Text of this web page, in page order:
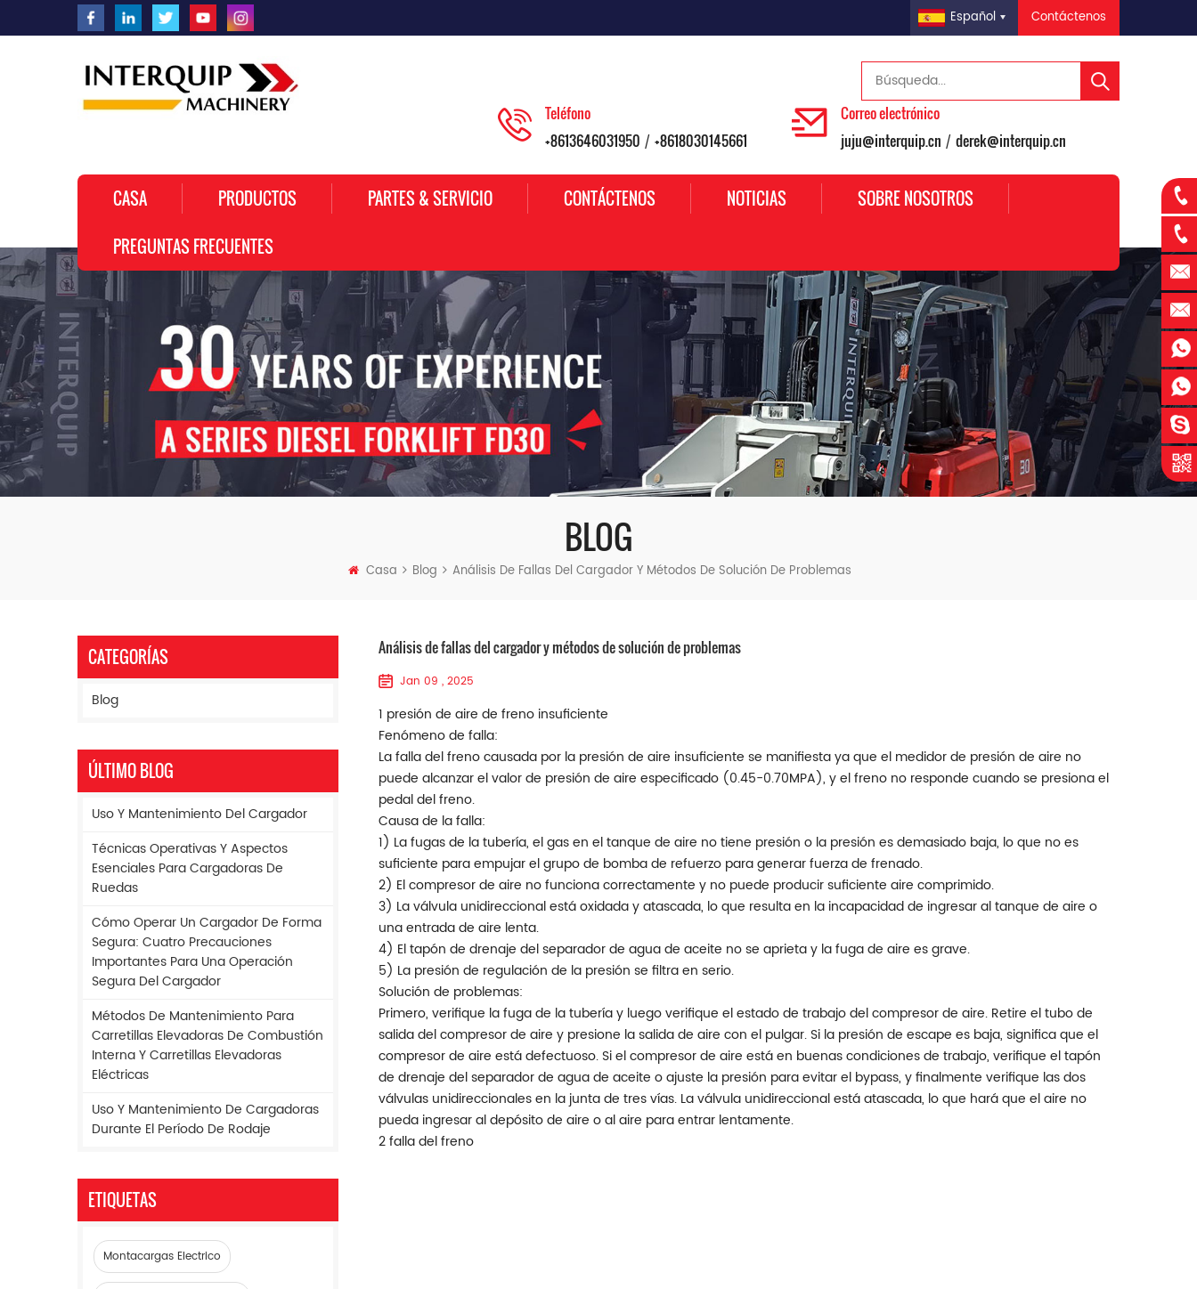
Contáctenos
Español
Teléfono
+8613646031950 / +8618030145661
Correo electrónico
juju@interquip.cn / derek@interquip.cn
CASA PRODUCTOS PARTES & SERVICIO CONTÁCTENOS NOTICIAS SOBRE NOSOTROS
PREGUNTAS FRECUENTES
BLOG
Casa Blog Análisis De Fallas Del Cargador Y Métodos De Solución De Problemas
Análisis de fallas del cargador y métodos de solución de problemas
Jan 09 , 2025
1 presión de aire de freno insuficiente
Fenómeno de falla:
La falla del freno causada por la presión de aire insuficiente se manifiesta ya que el medidor de presión de aire no
puede alcanzar el valor de presión de aire especificado (0.45-0.70MPA), y el freno no responde cuando se presiona el
pedal del freno.
Causa de la falla:
1) La fugas de la tubería, el gas en el tanque de aire no tiene presión o la presión es demasiado baja, lo que no es
suficiente para empujar el grupo de bomba de refuerzo para generar fuerza de frenado.
2) El compresor de aire no funciona correctamente y no puede producir suficiente aire comprimido.
3) La válvula unidireccional está oxidada y atascada, lo que resulta en la incapacidad de ingresar al tanque de aire o
una entrada de aire lenta.
4) El tapón de drenaje del separador de agua de aceite no se aprieta y la fuga de aire es grave.
5) La presión de regulación de la presión se filtra en serio.
Solución de problemas:
Primero, verifique la fuga de la tubería y luego verifique el estado de trabajo del compresor de aire. Retire el tubo de
salida del compresor de aire y presione la salida de aire con el pulgar. Si la presión de escape es baja, significa que el
compresor de aire está defectuoso. Si el compresor de aire está en buenas condiciones de trabajo, verifique el tapón
de drenaje del separador de agua de aceite o ajuste la presión para evitar el bypass, y finalmente verifique las dos
válvulas unidireccionales en la junta de tres vías. La válvula unidireccional está atascada, lo que hará que el aire no
pueda ingresar al depósito de aire o al aire para entrar lentamente.
2 falla del freno
CATEGORÍAS
Blog
ÚLTIMO BLOG
Uso Y Mantenimiento Del Cargador
Técnicas Operativas Y Aspectos
Esenciales Para Cargadoras De
Ruedas
Cómo Operar Un Cargador De Forma
Segura: Cuatro Precauciones
Importantes Para Una Operación
Segura Del Cargador
Métodos De Mantenimiento Para
Carretillas Elevadoras De Combustión
Interna Y Carretillas Elevadoras
Eléctricas
Uso Y Mantenimiento De Cargadoras
Durante El Período De Rodaje
ETIQUETAS
Montacargas Electrico